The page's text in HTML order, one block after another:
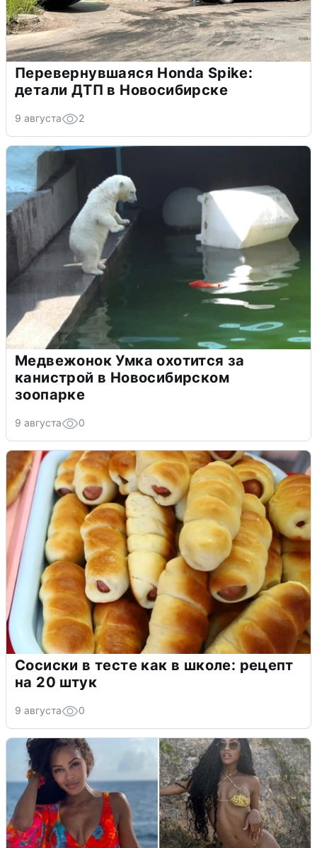
Перевернувшаяся Honda Spike:
детали ДТП в Новосибирске
9 августа 2
Медвежонок Умка охотится за
канистрой в Новосибирском
зоопарке
9 августа 0
Сосиски в тесте как в школе: рецепт
на 20 штук
9 августа 0